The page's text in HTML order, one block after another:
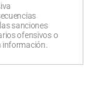
sanciones
ofensivos o
información.